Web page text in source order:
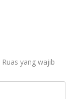
Ruas yang wajib